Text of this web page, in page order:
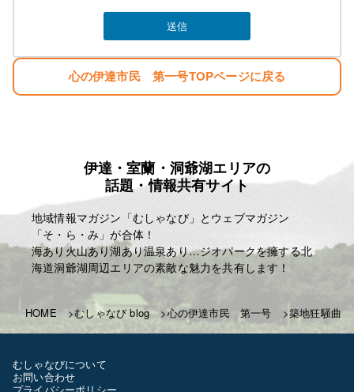
心の伊達市民 第一号TOPページに戻る
伊達・室蘭・洞爺湖エリアの
話題・情報共有サイト
地域情報マガジン「むしゃなび」とウェブマガジン
「そ・ら・み」が合体！
海あり火山あり湖あり温泉あり…ジオパークを擁する北
海道洞爺湖周辺エリアの素敵な魅力を共有します！
HOME むしゃなび blog 心の伊達市民 第一号 築地狂騒曲
むしゃなびについて
お問い合わせ